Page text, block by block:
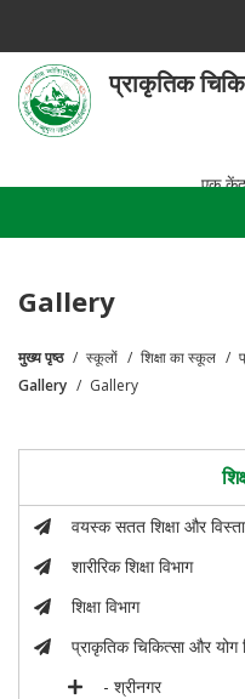
main
content
प्राकृतिक
हेमवती नंदन
एक केंद्रीय
Gallery
पग
मुख्य पृष्ठ स्कूलों शिक्षा का स्कूल
Gallery
Gallery
वयस्क सतत शिक्षा और
शारीरिक शिक्षा विभाग
शिक्षा विभाग
प्राकृतिक चिकित्सा और योग
- श्रीनगर